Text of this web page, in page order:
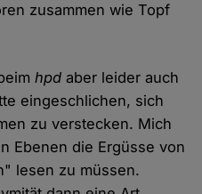
zusammen wie Topf
hpd aber leider auch
eingeschlichen, sich
zu verstecken. Mich
Ebenen die Ergüsse von
lesen zu müssen.